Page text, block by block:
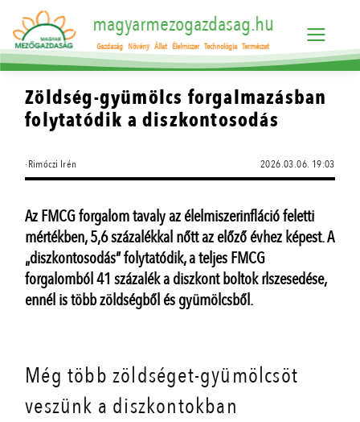
magyarmezogazdasag.hu
Gazdaság Növény Állat Élelmiszer Technológia Természet
Zöldség-gyümölcs forgalmazásban
folytatódik a diszkontosodás
·Rimóczi Irén 2026.03.06. 19:03
Az FMCG forgalom tavaly az élelmiszerinfláció feletti
mértékben, 5,6 százalékkal nőtt az előző évhez képest. A
„diszkontosodás” folytatódik, a teljes FMCG
forgalomból 41 százalék a diszkont boltok rlszesedése,
ennél is több zöldségből és gyümölcsből.
Még több zöldséget-gyümölcsöt
veszünk a diszkontokban